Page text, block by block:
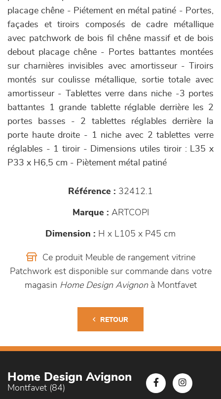
placage chêne - Piétement en métal patiné - Portes,
façades et tiroirs composés de cadre métallique
avec patchwork de bois fil chêne massif et de bois
debout placage chêne - Portes battantes montées
sur charnières invisibles avec amortisseur - Tiroirs
montés sur coulisse métallique, sortie totale avec
amortisseur - Tablettes verre dans niche -3 portes
battantes 1 grande tablette réglable derrière les 2
portes basses - 2 tablettes réglables derrière la
porte haute droite - 1 niche avec 2 tablettes verre
réglables - 1 tiroir - Dimensions utiles tiroir : L35 x
P33 x H6,5 cm - Piètement métal patiné
Référence : 32412.1
Marque : ARTCOPI
Dimension : H x L105 x P45 cm
Ce produit Meuble de rangement vitrine
Patchwork est disponible sur commande dans votre
magasin Home Design Avignonà Montfavet
RETOUR
Home Design Avignon
Montfavet (84)